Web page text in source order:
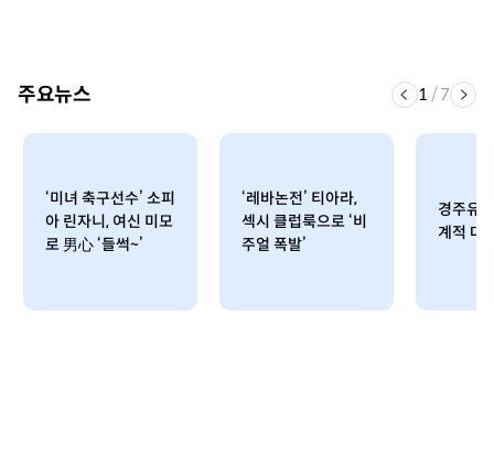
주요뉴스 1 /7
‘미녀 축구선수’ 소피
아 린자니, 여신 미모
로 男心 ‘들썩~’
‘레바논전’ 티아라,
섹시 클럽룩으로 ‘비
주얼 폭발’
경주유
계적 대